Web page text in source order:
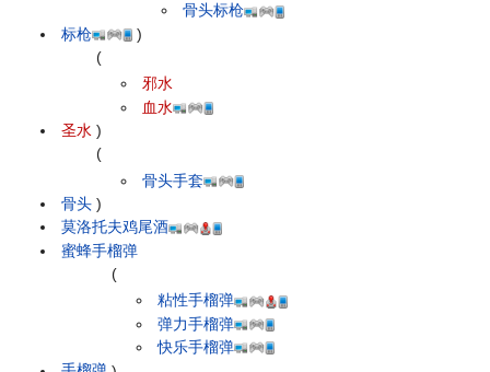
标枪
骨头标枪
)
圣水
(
邪水
血水
)
骨头
(
骨头手套
)
莫洛托夫鸡尾酒
蜜蜂手榴弹
(
粘性手榴弹
弹力手榴弹
快乐手榴弹